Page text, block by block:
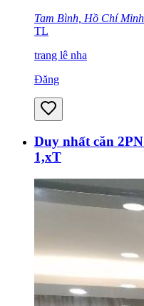
Tam Bình, Hồ Chí Minh
TL
trang lê nha
Đăng
Duy nhất căn
1,xT